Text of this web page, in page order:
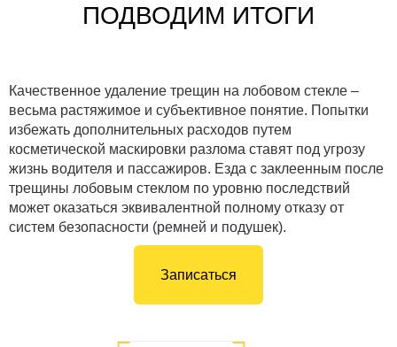
ПОДВОДИМ ИТОГИ
Качественное удаление трещин на лобовом стекле –
весьма растяжимое и субъективное понятие. Попытки
избежать дополнительных расходов путем
косметической маскировки разлома ставят под угрозу
жизнь водителя и пассажиров. Езда с заклеенным после
трещины лобовым стеклом по уровню последствий
может оказаться эквивалентной полному отказу от
систем безопасности (ремней и подушек).
Записаться